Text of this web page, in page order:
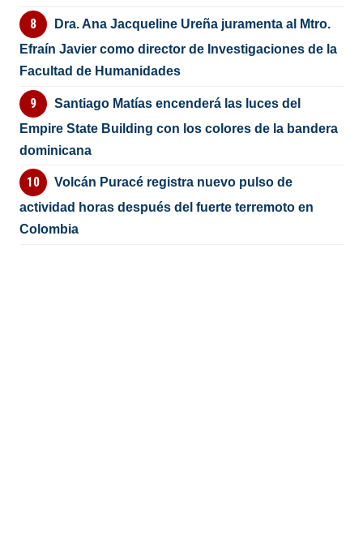
Dra. Ana Jacqueline Ureña juramenta al Mtro.
Efraín Javier como director de Investigaciones de la
Facultad de Humanidades
Santiago Matías encenderá las luces del
Empire State Building con los colores de la bandera
dominicana
Volcán Puracé registra nuevo pulso de
actividad horas después del fuerte terremoto en
Colombia